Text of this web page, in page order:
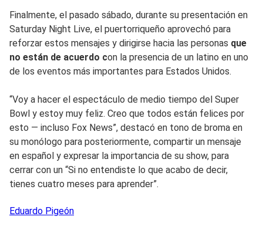
Finalmente, el pasado sábado, durante su presentación en
Saturday Night Live, el puertorriqueño aprovechó para
reforzar estos mensajes y dirigirse hacia las personas que
no están de acuerdo con la presencia de un latino en uno
de los eventos más importantes para Estados Unidos.
“Voy a hacer el espectáculo de medio tiempo del Super
Bowl y estoy muy feliz. Creo que todos están felices por
esto — incluso Fox News”, destacó en tono de broma en
su monólogo para posteriormente, compartir un mensaje
en español y expresar la importancia de su show, para
cerrar con un “Si no entendiste lo que acabo de decir,
tienes cuatro meses para aprender”.
Eduardo Pigeón